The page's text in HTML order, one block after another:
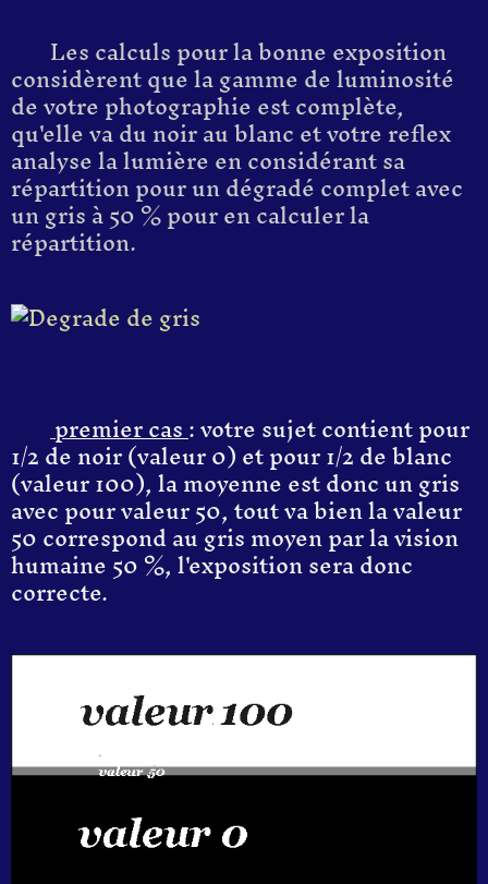
Les calculs pour la bonne exposition
considèrentque la gamme de luminosité
de votre photographieest complète,
qu'elle vadu noir au blancetvotre reflex
analyse la lumière enconsidérantsa
répartition pourun dégradé completavec
un grisà 50 %pour en calculer la
répartition.
premier cas:votre sujet contientpour
1/2denoir(valeur0)etpour 1/2deblanc
(valeur 100),lamoyenne est donc un gris
avec pour valeur50,tout va bien lavaleur
50correspond au gris moyenpar la vision
humaine 50 %, l'expositionseradonc
correcte.